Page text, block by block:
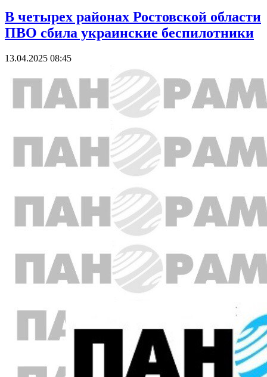
В четырех районах Ростовской области
ПВО сбила украинские беспилотники
13.04.2025 08:45